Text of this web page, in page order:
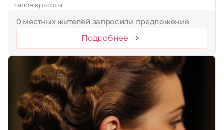
салон красоты
0 местных жителей запросили предложение
Подробнее